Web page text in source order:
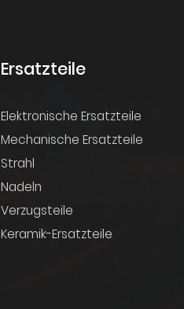
Ersatzteile
Elektronische Ersatzteile
Mechanische Ersatzteile
Strahl
Nadeln
Verzugsteile
Keramik-Ersatzteile